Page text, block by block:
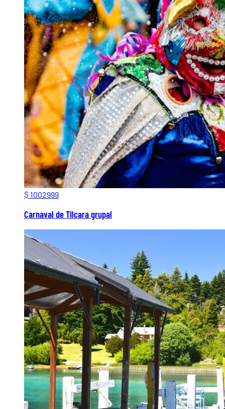
$ 1002999
Carnaval de Tilcara grupal